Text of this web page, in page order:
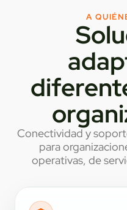
A
Conectividad y
para
operativas, de